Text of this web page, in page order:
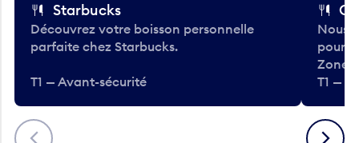
Précédent
Starbucks
Découvrez votre boisson personnelle
parfaite chez Starbucks.
T1 — Avant-sécurité
Nous
pour
Zone.
T1 —
Suivant